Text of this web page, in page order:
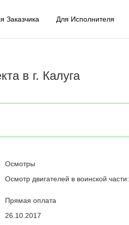
Заказчика Для Исполнителя
в г. Калуга
Осмотры
Осмотр двигателей в воинской
Прямая оплата
26.10.2017